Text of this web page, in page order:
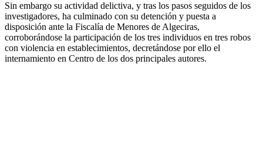
Sin embargo su actividad delictiva, y tras los pasos seguidos de los
investigadores, ha culminado con su detención y puesta a
disposición ante la Fiscalía de Menores de Algeciras,
corroborándose la participación de los tres individuos en tres robos
con violencia en establecimientos, decretándose por ello el
internamiento en Centro de los dos principales autores.